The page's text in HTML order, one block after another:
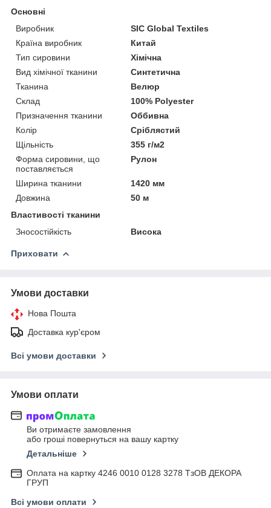
Основні
Виробник
SIC Global Textiles
Країна виробник
Китай
Тип сировини
Хімічна
Вид хімічної тканини
Синтетична
Тканина
Велюр
Склад
100% Polyester
Призначення тканини
Оббивна
Колір
Сріблястий
Щільність
355 г/м2
Форма сировини, що
поставляється
Рулон
Ширина тканини
1420 мм
Довжина
50 м
Властивості тканини
Зносостійкість
Висока
Приховати
Умови доставки
Нова Пошта
Доставка кур'єром
Всі умови доставки
Умови оплати
Ви отримаєте замовлення
або гроші повернуться на вашу картку
Детальніше
Оплата на картку 4246 0010 0128 3278 ТзОВ ДЕКОРА
ГРУП
Всі умови оплати